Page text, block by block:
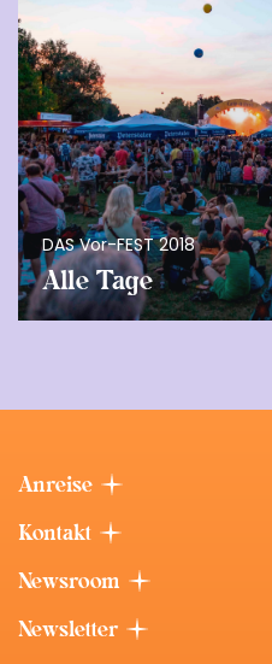
DAS Vor-FEST 2018
Alle Tage
Anreise
Kontakt
Newsroom
Newsletter